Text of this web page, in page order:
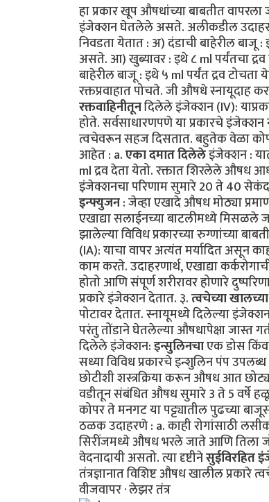
हा प्रकार खूप औषधांच्या बाबतीत
इंजेक्शन घेतलेले असते. अलीकडील उदाहरण
निवडता येतात : अ) दंडाची बाहेरील बाजू
असते. आ) खुब्यावर : इथे ८ ml पर्यंतचा द्रव
बाहेरील बाजू : इथे ५ ml पर्यंत द्रव
रक्तप्रवाहात पोचते. जी औषधे स्नायूदाह
रक्तवाहिनीतूनदिलेले इंजेक्शन (IV):
होते. सर्वसाधारणपणे या प्रकारचे
त्वचेवरून सहज दिसतात. बहुतेक वेळा
आहेत : a.एका दमात दिलेलेइंजेक्शन :
ml द्रव देता येतो. रक्तात शिरलेले औषध
इंजेक्शनचा परिणाम सुमारे 20 ते 40
इन्फ्युजन: जेव्हा एखादे औषध मोठ्या
एखाद्या सलाईनच्या बाटलीमध्ये
झालेल्या विविध प्रकारच्या रुग्णांच्या
(IA): याचा वापर अत्यंत मर्यादित असून
काम करते. उदाहरणार्थ, एखाद्या
होतो आणि संपूर्ण शरीरावर होणारे
प्रकारे इंजेक्शन देतात. ३.त्वचेच्या खालच्या
पोटावर देतात. स्नायूमध्ये दिलेल्या
परंतु तोंडाने घेतलेल्या औषधापेक्षा जास्त
दिलेले इंजेक्शन:इन्सुलिनचाएक डोस
सध्या विविध प्रकारचे इन्शुलिन पंप
छोटीशी शस्त्रक्रिया करून औषध आत
वडीतून संबंधित औषध सुमारे 3 ते 5 वर्षे
कोपर ते मनगट या पट्ट्यातील पुढच्या
ठळक उदाहरणे : a. काही रोगांसाठी
सिरींजमध्ये औषध भरले जाते आणि तिला
वेदनादायी असतो. त्या दृष्टीनेसुईविरहित
तंत्रज्ञानात विशिष्ट औषध खालील प्रकारे
वीजवापर · लेझर तंत्र